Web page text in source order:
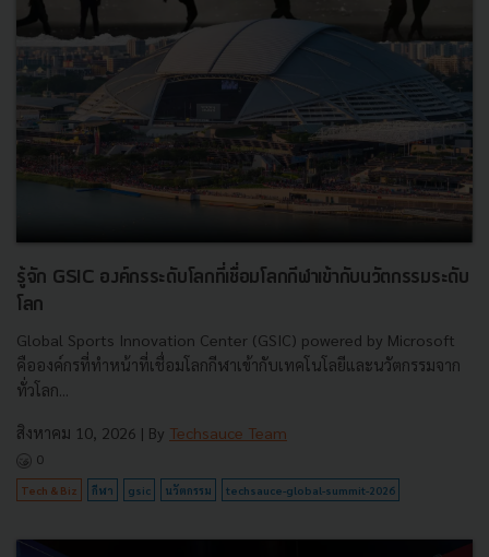
รู้จัก GSIC องค์กรระดับโลกที่เชื่อมโลกกีฬาเข้ากับนวัตกรรมระดับ
โลก
Global Sports Innovation Center (GSIC) powered by Microsoft
คือองค์กรที่ทำหน้าที่เชื่อมโลกกีฬาเข้ากับเทคโนโลยีและนวัตกรรมจาก
ทั่วโลก...
สิงหาคม 10, 2026 | By Techsauce Team
0
Tech & Biz กีฬา gsic นวัตกรรม techsauce-global-summit-2026